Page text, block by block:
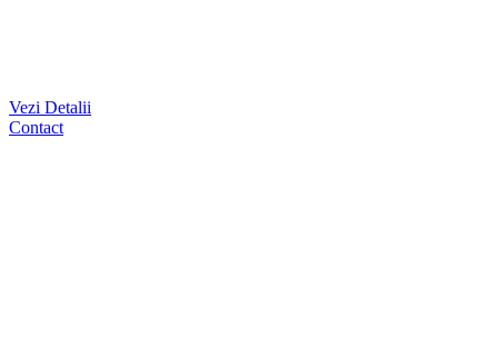
Vezi Detalii
Contact